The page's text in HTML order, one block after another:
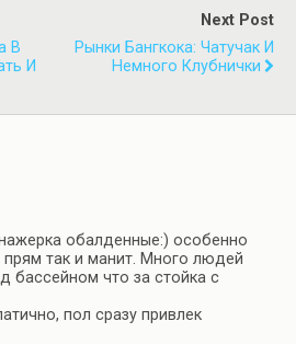
В
И
Next Post
Рынки Бангкока: Чатучак И
Немного Клубнички
обалденные:) особенно
прям так и манит. Много людей
бассейном что за стойка с
пол сразу привлек